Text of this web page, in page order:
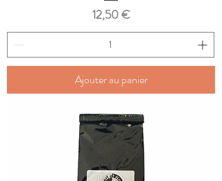
Prix
12,50 €
Ajouter au panier